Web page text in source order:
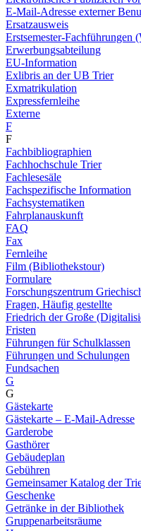
E-Mail-Adresse externer
Ersatzausweis
Erstsemester-Fachführungen
Erwerbungsabteilung
EU-Information
Exlibris an der UB Trier
Exmatrikulation
Expressfernleihe
Externe
F
F
Fachbibliographien
Fachhochschule Trier
Fachlesesäle
Fachspezifische Information
Fachsystematiken
Fahrplanauskunft
FAQ
Fax
Fernleihe
Film (Bibliothekstour)
Formulare
Forschungszentrum
Fragen, Häufig gestellte
Friedrich der Große
Fristen
Führungen für Schulklassen
Führungen und Schulungen
Fundsachen
G
G
Gästekarte
Gästekarte – E-Mail-Adresse
Garderobe
Gasthörer
Gebäudeplan
Gebühren
Gemeinsamer Katalog der
Geschenke
Getränke in der Bibliothek
Gruppenarbeitsräume